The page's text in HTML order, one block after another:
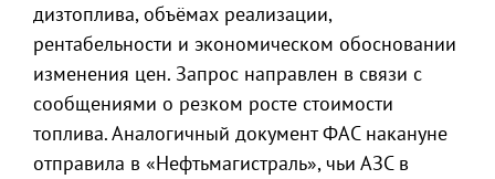
дизтоплива, объёмах реализации,
рентабельности и экономическом обосновании
изменения цен. Запрос направлен в связи с
сообщениями о резком росте стоимости
топлива. Аналогичный документ ФАС накануне
отправила в «Нефтьмагистраль», чьи АЗС в